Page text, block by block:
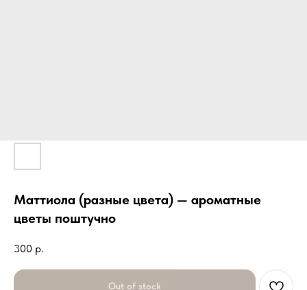
Маттиола (разные цвета) — ароматные
цветы поштучно
300 р.
Out of stock